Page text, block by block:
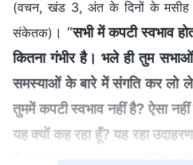
(वचन, खंड 3, अंत के दिनों के मसीह
संकेतक) । “सभी में कपटी स्वभाव
कितना गंभीर है। भले ही तुम
समस्याओं के बारे में संगति कर लो
तुममें कपटी स्वभाव नहीं है? ऐसा
यह क्यों कह रहा हूँ? यह रहा